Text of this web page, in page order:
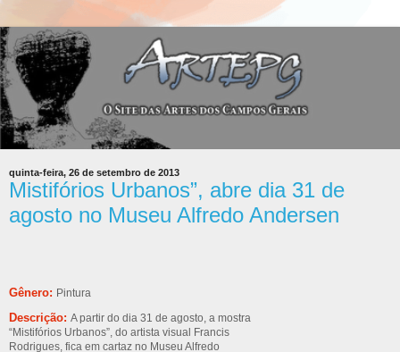
quinta-feira, 26 de setembro de 2013
Mistifórios Urbanos”, abre dia 31 de
agosto no Museu Alfredo Andersen
Gênero: Pintura
Descrição: A partir do dia 31 de agosto, a mostra
“Mistifórios Urbanos”, do artista visual Francis
Rodrigues, fica em cartaz no Museu Alfredo